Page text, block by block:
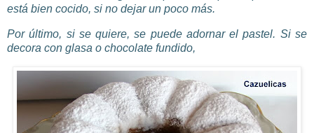
está bien cocido, si no dejar un poco más.
Por último, si se quiere, se puede adornar el pastel. Si se
decora con glasa o chocolate fundido,